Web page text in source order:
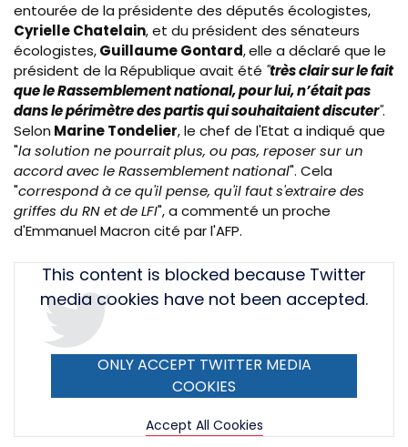
entourée de la présidente des députés écologistes,
Cyrielle Chatelain, et du président des sénateurs
écologistes,Guillaume Gontard,elle a déclaré que le
président de la République avait été "très clair sur le fait
que le Rassemblement national, pour lui, n’était pas
dans le périmètre des partis qui souhaitaient discuter".
Selon Marine Tondelier, le chef de l'Etat a indiqué que
"la solution ne pourrait plus, ou pas, reposer sur un
accord avec le Rassemblement national". Cela
"correspond à ce qu'il pense, qu'il faut s'extraire des
griffes du RN et de LFI", a commenté un proche
d'Emmanuel Macron cité par l'AFP.
TweetThis content is blocked because Twitter
media cookies have not been accepted.
ONLY ACCEPT TWITTER MEDIA
COOKIES
Accept All Cookies